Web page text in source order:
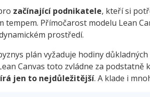
začínající podnikatele, kteří si
tempem. Přímočarost modelu Lean
prostředí.
plán vyžaduje hodiny
Canvas toto zvládne za
jen to nejdůležitější. A klade i